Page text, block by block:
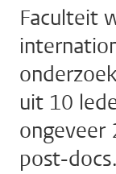
Faculteit
uit 10
ongeveer
post-docs.